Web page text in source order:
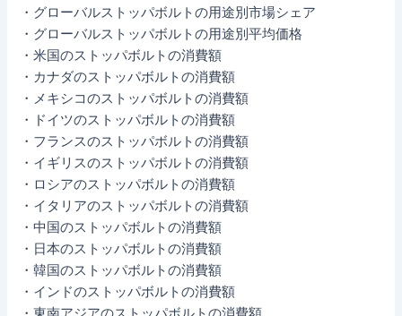
・グローバルストッパボルトの用途別市場シェア
・グローバルストッパボルトの用途別平均価格
・米国のストッパボルトの消費額
・カナダのストッパボルトの消費額
・メキシコのストッパボルトの消費額
・ドイツのストッパボルトの消費額
・フランスのストッパボルトの消費額
・イギリスのストッパボルトの消費額
・ロシアのストッパボルトの消費額
・イタリアのストッパボルトの消費額
・中国のストッパボルトの消費額
・日本のストッパボルトの消費額
・韓国のストッパボルトの消費額
・インドのストッパボルトの消費額